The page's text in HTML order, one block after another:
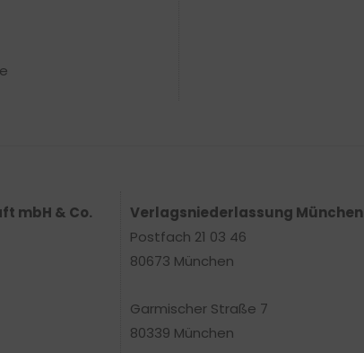
mbH & Co.
Verlagsniederlassung München
Postfach 21 03 46
80673 München
Garmischer Straße 7
80339 München